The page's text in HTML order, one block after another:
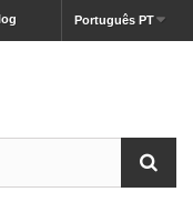
Português PT